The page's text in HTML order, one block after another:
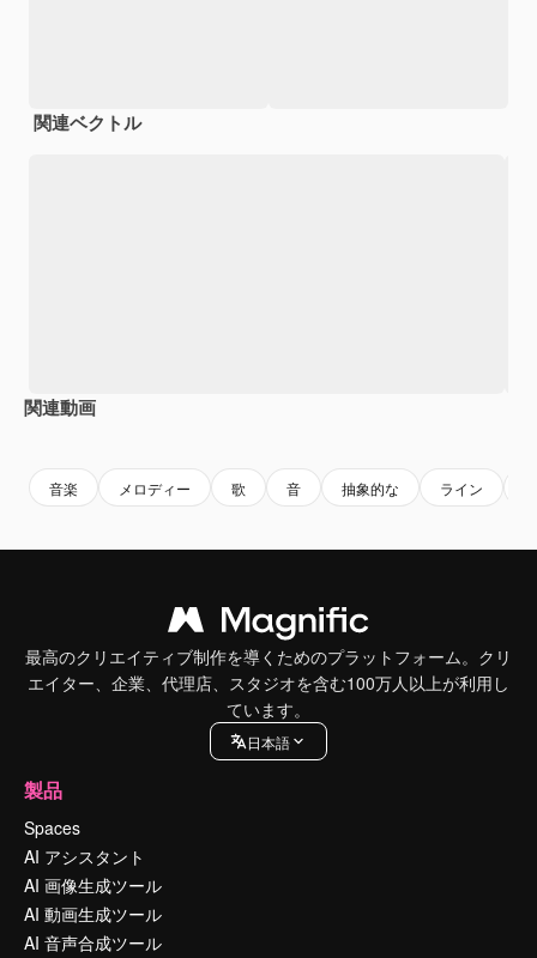
関連ベクトル
関連動画
音楽 メロディー 歌 音 抽象的な ライン
最高のクリエイティブ制作を導くためのプラットフォーム。クリ
エイター、企業、代理店、スタジオを含む100万人以上が利用し
ています。
日本語
製品
Spaces
AI アシスタント
AI 画像生成ツール
AI 動画生成ツール
AI 音声合成ツール